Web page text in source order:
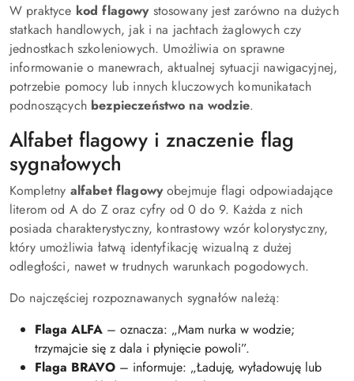
W praktyce kod flagowystosowany jest zarówno na dużych
statkach handlowych, jak i na jachtach żaglowych czy
jednostkach szkoleniowych. Umożliwia on sprawne
informowanie o manewrach, aktualnej sytuacji nawigacyjnej,
potrzebie pomocy lub innych kluczowych komunikatach
podnoszących bezpieczeństwo na wodzie.
Alfabet flagowy i znaczenie flag
sygnałowych
Kompletny alfabet flagowyobejmuje flagi odpowiadające
literom od A do Z oraz cyfry od 0 do 9. Każda z nich
posiada charakterystyczny, kontrastowy wzór kolorystyczny,
który umożliwia łatwą identyfikację wizualną z dużej
odległości, nawet w trudnych warunkach pogodowych.
Do najczęściej rozpoznawanych sygnałów należą:
Flaga ALFA – oznacza: „Mam nurka w wodzie;
trzymajcie się z dala i płynięcie powoli”.
Flaga BRAVO – informuje: „Ładuję, wyładowuję lub